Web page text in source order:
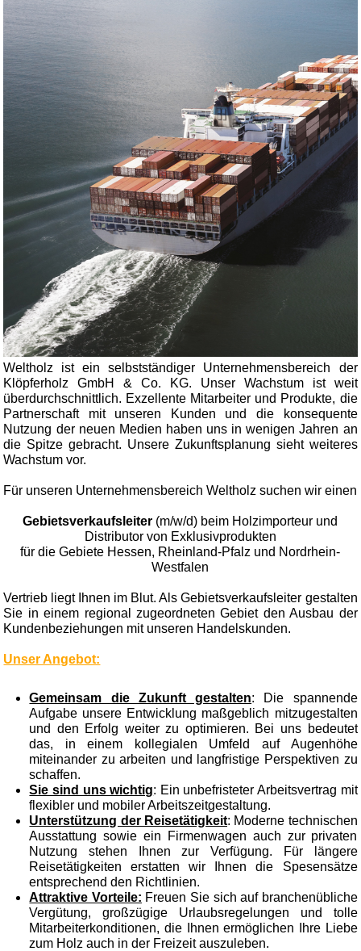
Weltholz ist ein selbstständiger Unternehmensbereich der
Klöpferholz GmbH & Co. KG. Unser Wachstum ist weit
überdurchschnittlich. Exzellente Mitarbeiter und Produkte, die
Partnerschaft mit unseren Kunden und die konsequente
Nutzung der neuen Medien haben uns in wenigen Jahren an
die Spitze gebracht. Unsere Zukunftsplanung sieht weiteres
Wachstum vor.
Für unseren Unternehmensbereich Weltholz suchen wir einen
Gebietsverkaufsleiter (m/w/d) beim Holzimporteur und
Distributor von Exklusivprodukten
für die Gebiete Hessen, Rheinland-Pfalz und Nordrhein-
Westfalen
Vertrieb liegt Ihnen im Blut. Als Gebietsverkaufsleiter gestalten
Sie in einem regional zugeordneten Gebiet den Ausbau der
Kundenbeziehungen mit unseren Handelskunden.
Unser Angebot:
Gemeinsam die Zukunft gestalten: Die spannende
Aufgabe unsere Entwicklung maßgeblich mitzugestalten
und den Erfolg weiter zu optimieren. Bei uns bedeutet
das, in einem kollegialen Umfeld auf Augenhöhe
miteinander zu arbeiten und langfristige Perspektiven zu
schaffen.
Sie sind uns wichtig: Ein unbefristeter Arbeitsvertrag mit
flexibler und mobiler Arbeitszeitgestaltung.
Unterstützung der Reisetätigkeit: Moderne technischen
Ausstattung sowie ein Firmenwagen auch zur privaten
Nutzung stehen Ihnen zur Verfügung. Für längere
Reisetätigkeiten erstatten wir Ihnen die Spesensätze
entsprechend den Richtlinien.
Attraktive Vorteile: Freuen Sie sich auf branchenübliche
Vergütung, großzügige Urlaubsregelungen und tolle
Mitarbeiterkonditionen, die Ihnen ermöglichen Ihre Liebe
zum Holz auch in der Freizeit auszuleben.